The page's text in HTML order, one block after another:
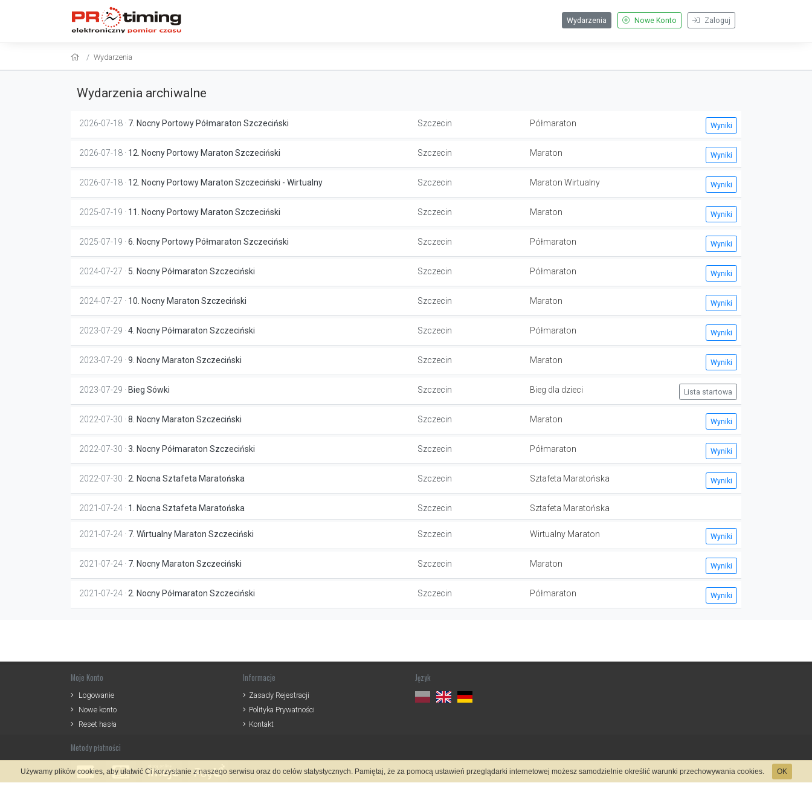
Zaloguj
Nowe Konto
Wydarzenia
Wydarzenia
Wydarzenia archiwalne
2026-07-18 · 7. Nocny Portowy Półmaraton Szczeciński Szczecin Półmaraton Wyniki
2026-07-18 · 12. Nocny Portowy Maraton Szczeciński Szczecin Maraton Wyniki
2026-07-18 · 12. Nocny Portowy Maraton Szczeciński - Wirtualny Szczecin Maraton Wirtualny Wyniki
2025-07-19 · 11. Nocny Portowy Maraton Szczeciński Szczecin Maraton Wyniki
2025-07-19 · 6. Nocny Portowy Półmaraton Szczeciński Szczecin Półmaraton Wyniki
2024-07-27 · 5. Nocny Półmaraton Szczeciński Szczecin Półmaraton Wyniki
2024-07-27 · 10. Nocny Maraton Szczeciński Szczecin Maraton Wyniki
2023-07-29 · 4. Nocny Półmaraton Szczeciński Szczecin Półmaraton Wyniki
2023-07-29 · 9. Nocny Maraton Szczeciński Szczecin Maraton Wyniki
2023-07-29 · Bieg Sówki Szczecin Bieg dla dzieci Lista startowa
2022-07-30 · 8. Nocny Maraton Szczeciński Szczecin Maraton Wyniki
2022-07-30 · 3. Nocny Półmaraton Szczeciński Szczecin Półmaraton Wyniki
2022-07-30 · 2. Nocna Sztafeta Maratońska Szczecin Sztafeta Maratońska Wyniki
2021-07-24 · 1. Nocna Sztafeta Maratońska Szczecin Sztafeta Maratońska
2021-07-24 · 7. Wirtualny Maraton Szczeciński Szczecin Wirtualny Maraton Wyniki
2021-07-24 · 7. Nocny Maraton Szczeciński Szczecin Maraton Wyniki
2021-07-24 · 2. Nocny Półmaraton Szczeciński Szczecin Półmaraton Wyniki
Moje Konto
Logowanie
Nowe konto
Reset hasła
Informacje
Zasady Rejestracji
Polityka Prywatności
Kontakt
Język
Metody płatności
Używamy plików cookies, aby ułatwić Ci korzystanie z naszego serwisu oraz do celów statystycznych. Pamiętaj, że za pomocą ustawień przeglądarki internetowej możesz samodzielnie określić warunki przechowywania cookies. OK